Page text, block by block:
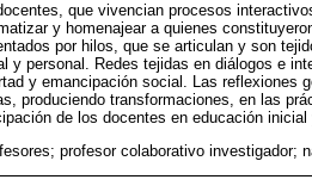
que vivencian procesos
y homenajear a quienes
por hilos, que se articulan y son
y personal. Redes tejidas en diálogos e
y emancipación social. Las reflexiones
produciendo transformaciones, en las
de los docentes en educación inicial
profesor colaborativo investigador;